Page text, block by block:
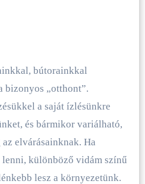
bútorainkkal
bizonyos „otthont”.
a saját ízlésünkre
és bármikor variálható,
elvárásainknak. Ha
lenni, különböző vidám színű
lesz a környezetünk.